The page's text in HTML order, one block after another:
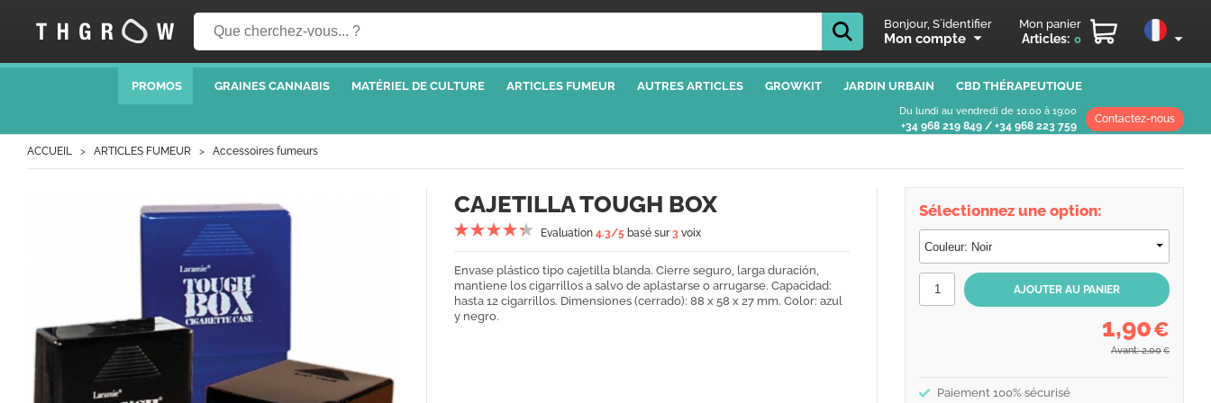
Bonjour, S´identifier
Mon compte
Mon panier
Articles: 0
PROMOS GRAINES CANNABIS MATÉRIEL DE CULTURE ARTICLES FUMEUR AUTRES ARTICLES GROWKIT JARDIN URBAIN CBD THÉRAPEUTIQUE
Du lundi au vendredi de 10:00 à 19:00
+34 968 219 849 / +34 968 223 759
Contactez-nous
ACCUEIL ARTICLES FUMEUR Accessoires fumeurs
CAJETILLA TOUGH BOX
Evaluation 4.3/5 basé sur3 voix
Envase plástico tipo cajetilla blanda. Cierre seguro, larga duración,
mantiene los cigarrillos a salvo de aplastarse o arrugarse. Capacidad:
hasta 12 cigarrillos. Dimensiones (cerrado): 88 x 58 x 27 mm. Color: azul
y negro.
Sélectionnez une option:
1,90€
Avant: 2,00 €
Paiement 100% sécurisé